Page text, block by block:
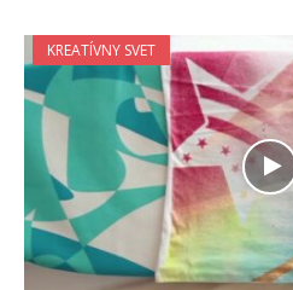
KREATÍVNY SVET